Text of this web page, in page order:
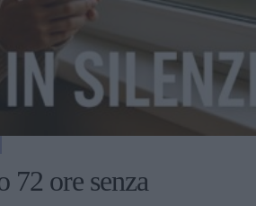
72 ore senza